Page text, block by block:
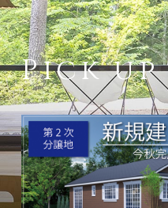
Pick up